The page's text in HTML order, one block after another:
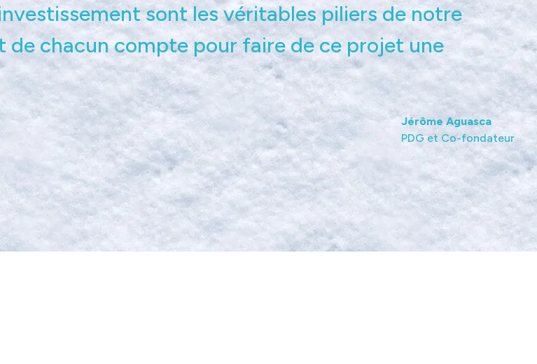
sont les véritables piliers de notre
de chacun compte pour faire de ce projet une
Jérôme Aguasca
PDG et Co-fondateur